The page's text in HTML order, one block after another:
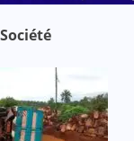
Société